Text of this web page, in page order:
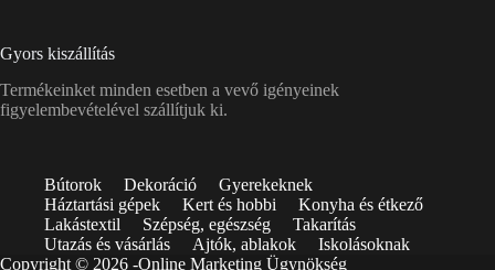
Gyors kiszállítás
Termékeinket minden esetben a vevő igényeinek
figyelembevételével szállítjuk ki.
Bútorok Dekoráció
Gyerekeknek
Háztartási gépek
Kert és hobbi
Konyha és étkező
Lakástextil
Szépség, egészség
Takarítás
Utazás és vásárlás
Ajtók, ablakok
Iskolásoknak
Copyright © 2026 -Online Marketing Ügynökség